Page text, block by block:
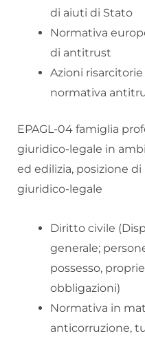
di aiuti di Stato
Normativa
di antitrust
Azioni
normativa
EPAGL-04 famiglia
giuridico-legale in
ed edilizia, posizione di
giuridico-legale
Diritto civile
generale;
possesso,
obbligazioni)
Normativa in
anticorruzione,